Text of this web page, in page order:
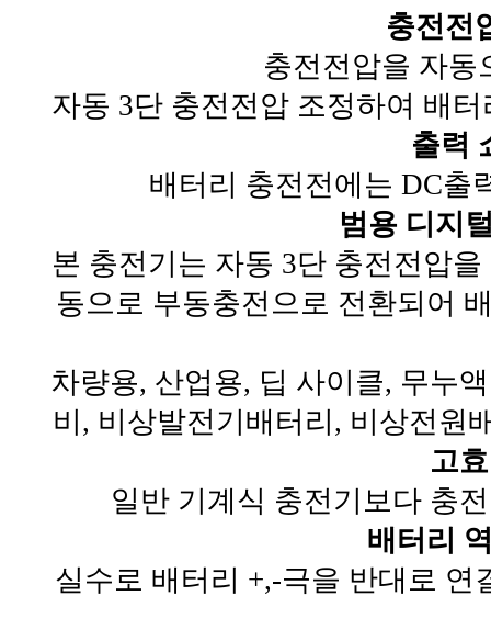
충전전
충전전압을 자동
자동 3단 충전전압 조정하여 배
출력
배터리 충전전에는 DC출
범용 디지
본 충전기는 자동 3단 충전전압
동으로 부동충전으로 전환되어
차량용, 산업용, 딥 사이클, 무누
비, 비상발전기배터리, 비상전원
고
일반 기계식 충전기보다 충
배터리
실수로 배터리 +,-극을 반대로